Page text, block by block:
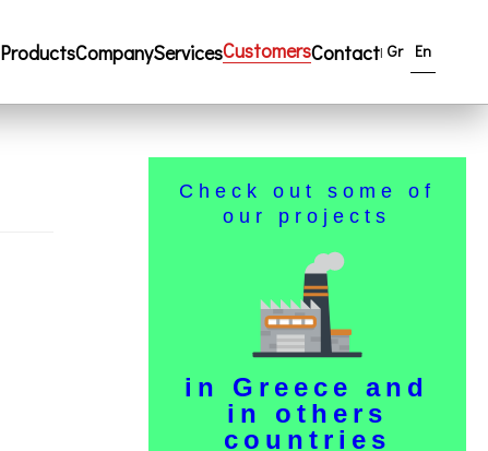
ProductsCompanyServicesCustomersContact| Gr En
Check out some of
our projects
in Greece and
in others
countries